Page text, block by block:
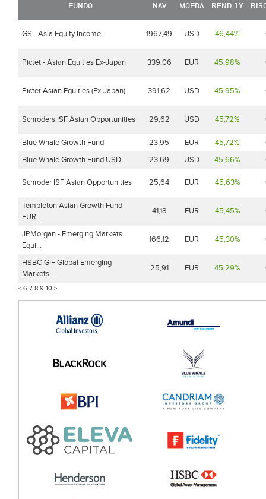
FUNDO NAV MOEDA REND 1Y
GS - Asia Equity Income 1967,49 USD 46,44%
Pictet - Asian Equities Ex-Japan 339,06 EUR 45,98%
Pictet Asian Equities (Ex-Japan) 391,62 USD 45,95%
Schroders ISF Asian Opportunities 29,62 USD 45,72%
Blue Whale Growth Fund 23,95 EUR 45,72%
Blue Whale Growth Fund USD
23,69 USD 45,66%
Schroder ISF Asian Opportunities 25,64 EUR 45,63%
Templeton Asian Growth Fund
EUR...
41,18 EUR 45,45%
JPMorgan - Emerging Markets
Equi...
166,12 EUR 45,30%
HSBC GIF Global Emerging
Markets...
25,91 EUR 45,29%
< 6 7 8 9 10 >